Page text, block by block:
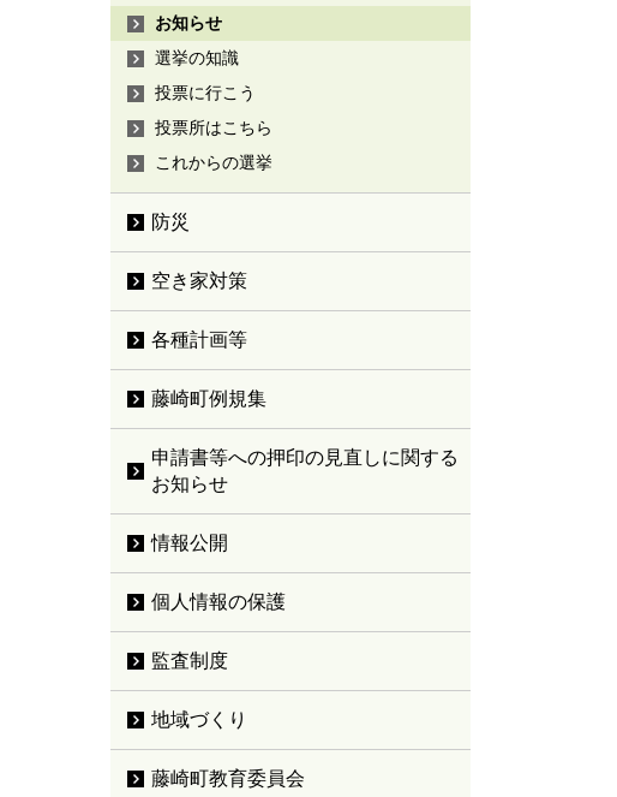
お知らせ
選挙の知識
投票に行こう
投票所はこちら
これからの選挙
防災
空き家対策
各種計画等
藤崎町例規集
申請書等への押印の見直しに関する
お知らせ
情報公開
個人情報の保護
監査制度
地域づくり
藤崎町教育委員会